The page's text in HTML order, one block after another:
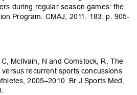
during regular season games: the
Program. CMAJ, 2011. 183: p. 905-
Mcllvain, N and Comstock, R, The
recurrent sports concussions
2005–2010. Br J Sports Med,